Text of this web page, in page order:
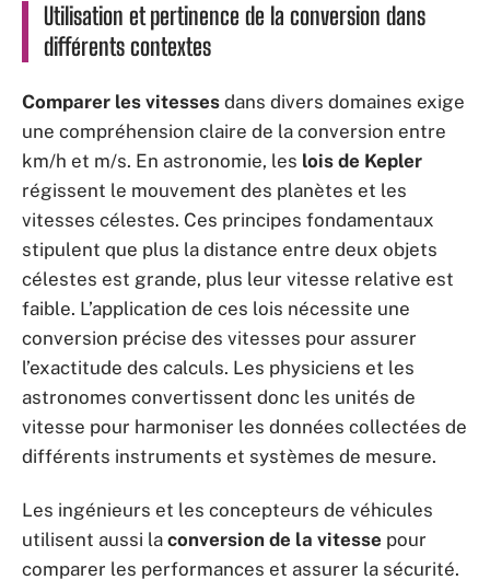
Utilisation et pertinence de la conversion dans
différents contextes
Comparer les vitesses dans divers domaines exige
une compréhension claire de la conversion entre
km/h et m/s. En astronomie, les lois de Kepler
régissent le mouvement des planètes et les
vitesses célestes. Ces principes fondamentaux
stipulent que plus la distance entre deux objets
célestes est grande, plus leur vitesse relative est
faible. L’application de ces lois nécessite une
conversion précise des vitesses pour assurer
l’exactitude des calculs. Les physiciens et les
astronomes convertissent donc les unités de
vitesse pour harmoniser les données collectées de
différents instruments et systèmes de mesure.
Les ingénieurs et les concepteurs de véhicules
utilisent aussi la conversion de la vitesse pour
comparer les performances et assurer la sécurité.